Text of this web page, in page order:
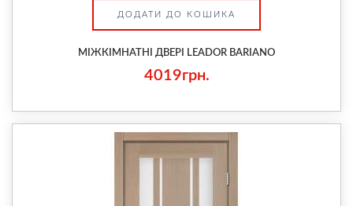
ДОДАТИ ДО КОШИКА
МІЖКІМНАТНІ ДВЕРІ LEADOR BARIANO
4019грн.